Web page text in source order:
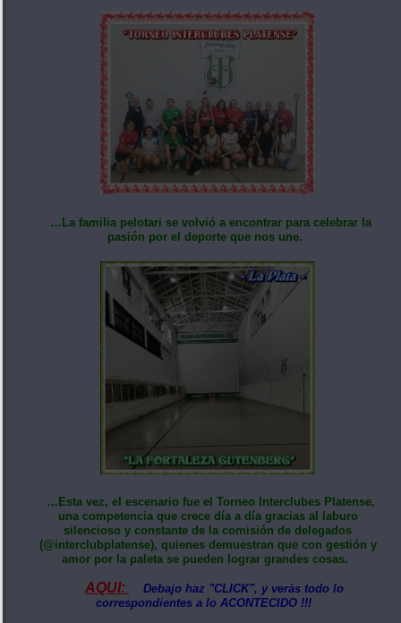
…La familia pelotari se volvió a encontrar para celebrar la
pasión por el deporte que nos une.
…Esta vez, el escenario fue el Torneo Interclubes Platense,
una competencia que crece día a día gracias al laburo
silencioso y constante de la comisión de delegados
(@interclubplatense), quienes demuestran que con gestión y
amor por la paleta se pueden lograr grandes cosas.
AQUI:
Debajo haz "CLICK", y veràs todo lo
correspondientes a lo ACONTECIDO !!!